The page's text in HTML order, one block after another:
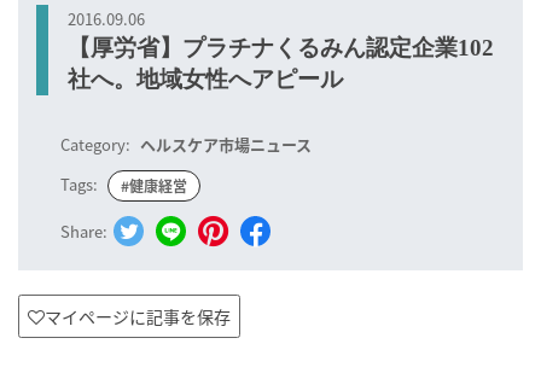
2016.09.06
【厚労省】プラチナくるみん認定企業102
社へ。地域女性へアピール
Category: ヘルスケア市場ニュース
Tags:
#健康経営
Share:
マイページに記事を保存